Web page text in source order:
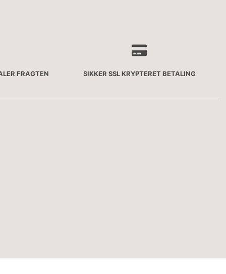
FRAGTEN SIKKER SSL KRYPTERET BETALING